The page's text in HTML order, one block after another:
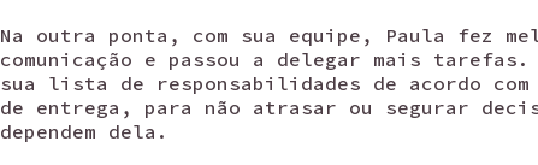
Na outra ponta, com sua equipe, Paula fez
comunicação e passou a delegar mais
sua lista de responsabilidades de acordo
de entrega, para não atrasar ou segurar
dependem dela.